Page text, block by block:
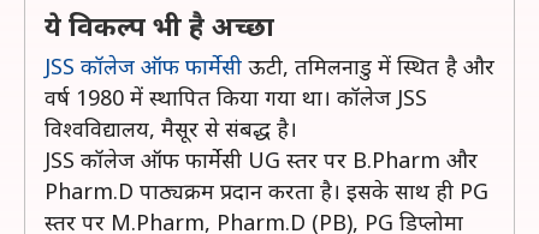
ये विकल्प भी है अच्छा
JSS कॉलेज ऑफ फार्मेसी ऊटी, तमिलनाडु में स्थित है और
वर्ष 1980 में स्थापित किया गया था। कॉलेज JSS
विश्वविद्यालय, मैसूर से संबद्ध है।
JSS कॉलेज ऑफ फार्मेसी UG स्तर पर B.Pharm और
Pharm.D पाठ्यक्रम प्रदान करता है। इसके साथ ही PG
स्तर पर M.Pharm, Pharm.D (PB), PG डिप्लोमा